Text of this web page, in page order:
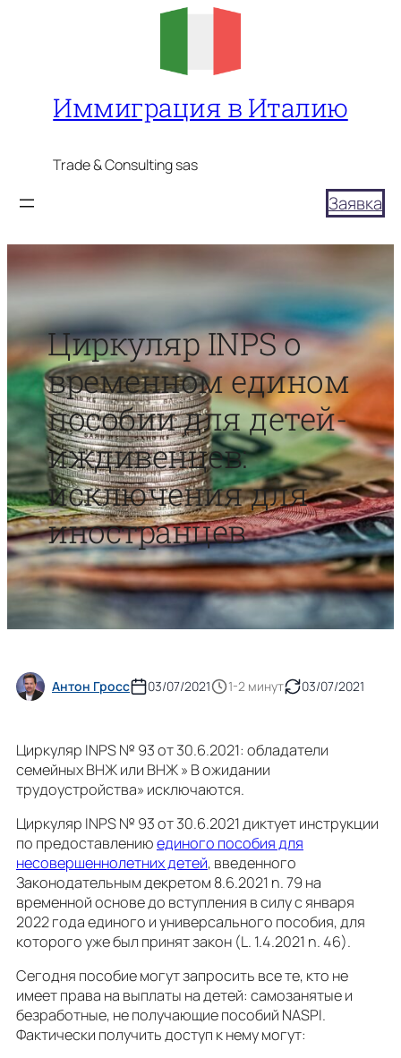
Иммиграция в Италию
Trade & Consulting sas
Заявка
Циркуляр INPS о
временном едином
пособии для детей-
иждивенцев:
исключения для
иностранцев
Антон Гросс 03/07/2021 1-2 минут 03/07/2021
Циркуляр INPS № 93 от 30.6.2021: обладатели
семейных ВНЖ или ВНЖ » В ожидании
трудоустройства» исключаются.
Циркуляр INPS № 93 от 30.6.2021 диктует инструкции
по предоставлениюединого пособия для
несовершеннолетних детей, введенного
Законодательным декретом 8.6.2021 n. 79 на
временной основе до вступления в силу с января
2022 года единого и универсального пособия, для
которого уже был принят закон (L. 1.4.2021 n. 46).
Сегодня пособие могут запросить все те, кто не
имеет права на выплаты на детей: самозанятые и
безработные, не получающие пособий NASPI.
Фактически получить доступ к нему могут: